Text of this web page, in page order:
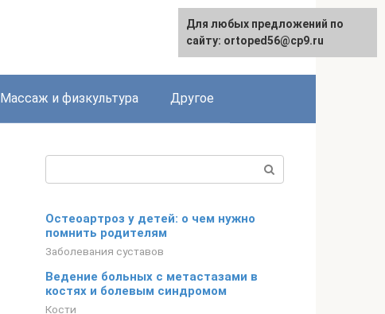
Массаж и физкультура Другое
Остеоартроз у детей: о чем нужно
помнить родителям
Заболевания суставов
Ведение больных с метастазами в
костях и болевым синдромом
Кости
Для любых предложений по
сайту: ortoped56@cp9.ru